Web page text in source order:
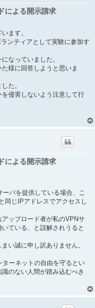
による開示請求
ます。
ンティアとして実験に参加す
なっていました。
様に回答しようと思いま
た。
侵害しないよう注意して行
による開示請求
バを提供している場合、こ
同じIPアドレスでアクセスし
ップロード者が私のVPNサ
ている、と誤解されうると
い誠に申し訳ありません。
ーネットの自由を守るとい
のない人間が踏み込むべき